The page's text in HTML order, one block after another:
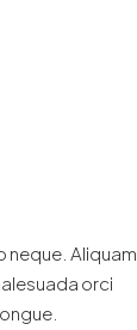
neque. Aliquam
orci